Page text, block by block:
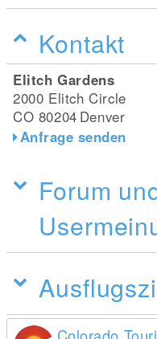
Kontakt
Elitch Gardens
2000 Elitch Circle
CO 80204 Denver
Anfrage senden
Forum